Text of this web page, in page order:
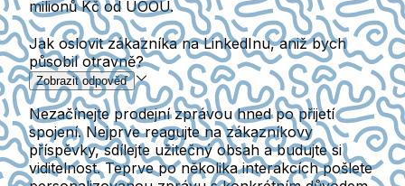
milionů Kč od ÚOOÚ.
Jak oslovit zákazníka na LinkedInu, aniž bych
působil otravně?
Zobrazit odpověď
Nezačínejte prodejní zprávou hned po přijetí
spojení. Nejprve reagujte na zákazníkovy
příspěvky, sdílejte užitečný obsah a budujte si
viditelnost. Teprve po několika interakcích pošlete